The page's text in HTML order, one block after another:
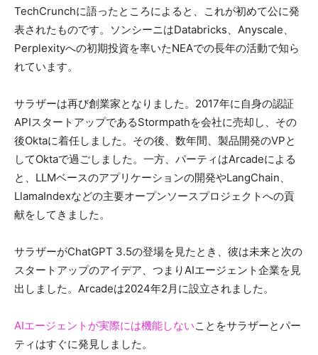
TechCrunchに語ったところによると、これが初めて公に発
表されたものです。ソンシーニはDatabricks、Anyscale、
Perplexityへの初期投資を率いたNEAでの長年の活動で知ら
れています。
サラザーは再び創業家となりました。2017年に自身の認証
APIスタートアップであるStormpathを会社に売却し、その
後Oktaに着任しました。その後、数年間、製品開発のVPと
してOktaで過ごしました。一方、パーティはArcadeによる
と、LLMベースのアプリケーションの開発やLangChain、
LlamaIndexなどの主要オープンソースプロジェクトへの貢
献をしてきました。
サラザーがChatGPT 3.5の登場を見たとき、彼は未来と次の
スタートアップのアイデア、つまりAIエージェント企業を見
出しました。Arcadeは2024年2月に設立されました。
AIエージェントが実際には機能しないことをサラザーとパー
ティはすぐに発見しました。